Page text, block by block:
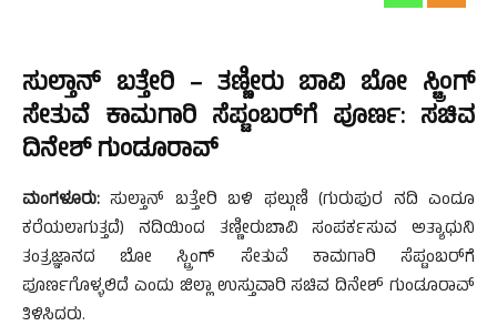
ಸುಲ್ತಾನ್ ಬತ್ತೇರಿ – ತಣ್ಣೀರು ಬಾವಿ ಬೋ ಸ್ಟ್ರಿಂಗ್
ಸೇತುವೆ ಕಾಮಗಾರಿ ಸೆಪ್ಟಂಬರ್‌ಗೆ ಪೂರ್ಣ: ಸಚಿವ
ದಿನೇಶ್ ಗುಂಡೂರಾವ್
ಮಂಗಳೂರು: ಸುಲ್ತಾನ್ ಬತ್ತೇರಿ ಬಳಿ ಫಲ್ಗುಣಿ (ಗುರುಪುರ ನದಿ ಎಂದೂ
ಕರೆಯಲಾಗುತ್ತದೆ) ನದಿಯಿಂದ ತಣ್ಣೀರುಬಾವಿ ಸಂಪರ್ಕಸುವ ಅತ್ಯಾಧುನಿ
ತಂತ್ರಜ್ಞಾನದ ಬೋ ಸ್ಟ್ರಿಂಗ್ ಸೇತುವೆ ಕಾಮಗಾರಿ ಸೆಪ್ಟಂಬರ್‌ಗೆ
ಪೂರ್ಣಗೊಳ್ಳಲಿದೆ ಎಂದು ಜಿಲ್ಲಾ ಉಸ್ತುವಾರಿ ಸಚಿವ ದಿನೇಶ್ ಗುಂಡೂರಾವ್
ತಿಳಿಸಿದರು.